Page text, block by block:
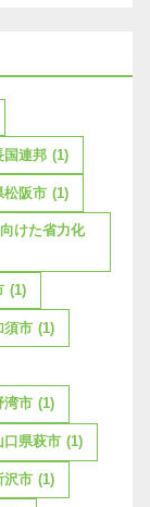
国連邦 (1)
松阪市 (1)
けた省力化
(1)
須市 (1)
湾市 (1)
口県萩市 (1)
沢市 (1)